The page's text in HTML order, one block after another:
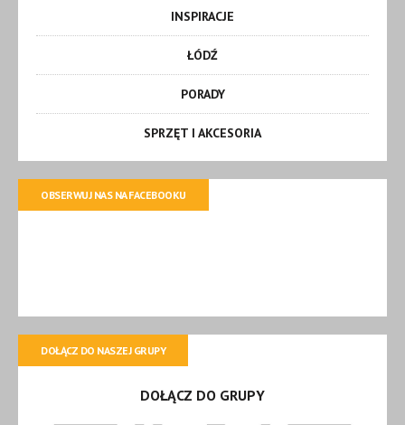
INSPIRACJE
ŁÓDŹ
PORADY
SPRZĘT I AKCESORIA
OBSERWUJ NAS NA FACEBOOKU
DOŁĄCZ DO NASZEJ GRUPY
DOŁĄCZ DO GRUPY